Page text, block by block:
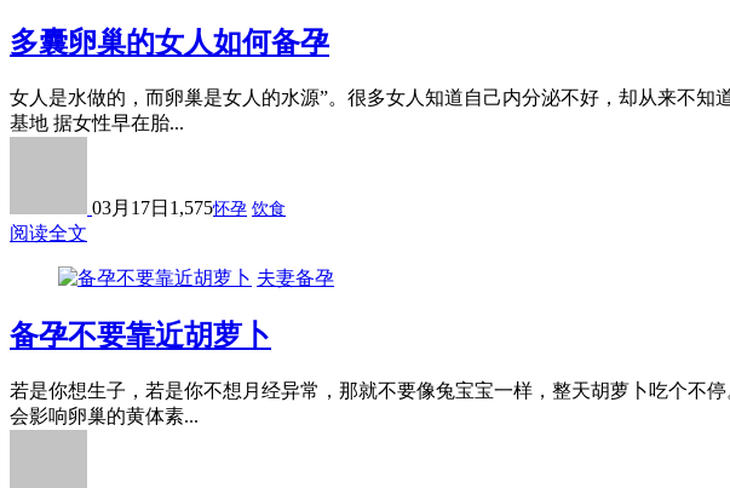
多囊卵巢的女人如何备孕
女人是水做的，而卵巢是女人的水源”。很多女人知道自己内分泌不好，却从来不
基地 据女性早在胎...
03月17日 1,575怀孕 饮食
阅读全文
夫妻备孕
备孕不要靠近胡萝卜
若是你想生子，若是你不想月经异常，那就不要像兔宝宝一样，整天胡萝卜吃个不
会影响卵巢的黄体素...